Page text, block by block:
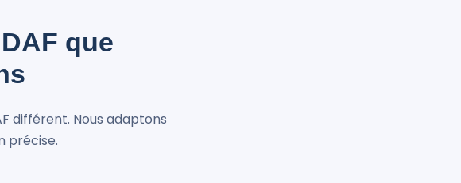
que
différent. Nous adaptons
précise.